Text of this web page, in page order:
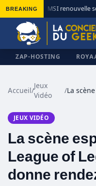
BREAKING◆ MSI renouvelle
ZAP-HOSTING
Accueil/
Jeux
Vidéo
/
JEUX VIDÉO
La scène
League of
donne